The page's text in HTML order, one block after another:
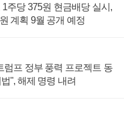
주당 375원 현금배당 실시,
계획 9월 공개 예정
럼프 정부 풍력 프로젝트 동
", 해제 명령 내려